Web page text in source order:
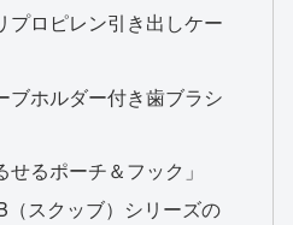
ロピレン引き出しケー
ホルダー付き歯ブラシ
るポーチ＆フック」
スクッブ）シリーズの